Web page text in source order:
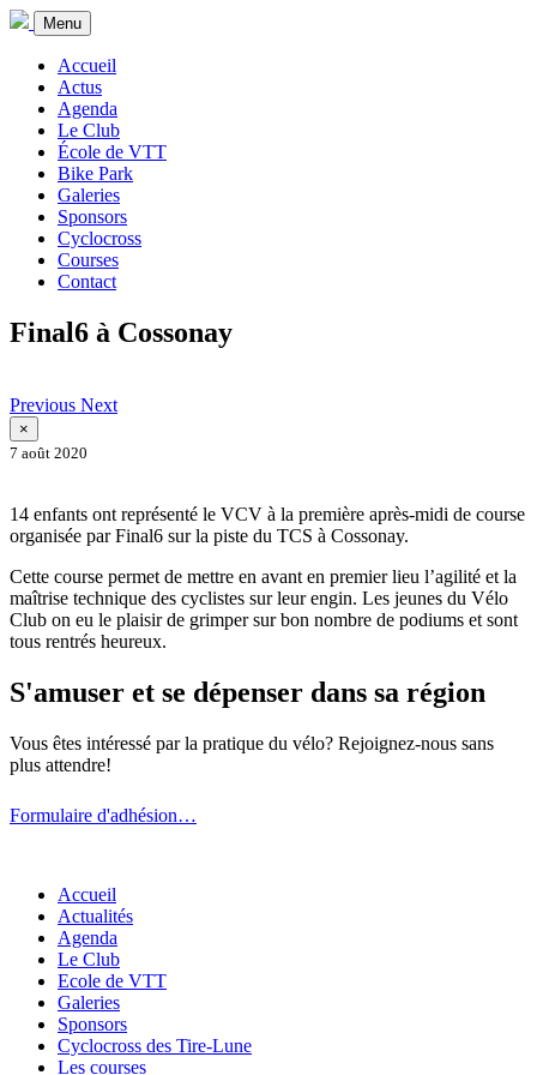
Menu
Accueil
Actus
Agenda
Le Club
École de VTT
Bike Park
Galeries
Sponsors
Cyclocross
Courses
Contact
Final6 à Cossonay
Previous Next
×
7 août 2020
14 enfants ont représenté le VCV à la première après-midi de course
organisée par Final6 sur la piste du TCS à Cossonay.
Cette course permet de mettre en avant en premier lieu l’agilité et la
maîtrise technique des cyclistes sur leur engin. Les jeunes du Vélo
Club on eu le plaisir de grimper sur bon nombre de podiums et sont
tous rentrés heureux.
S'amuser et se dépenser dans sa région
Vous êtes intéressé par la pratique du vélo? Rejoignez-nous sans
plus attendre!
Formulaire d'adhésion…
Accueil
Actualités
Agenda
Le Club
Ecole de VTT
Galeries
Sponsors
Cyclocross des Tire-Lune
Les courses